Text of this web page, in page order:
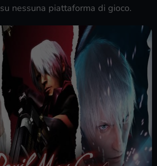
su nessuna piattaforma di gioco.